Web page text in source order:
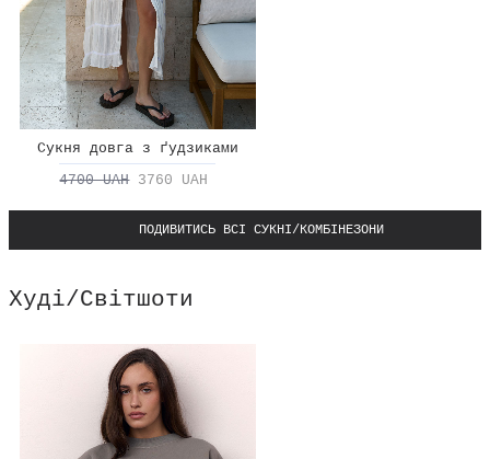
Сукня довга з ґудзиками
4700 UAH 3760 UAH
ПОДИВИТИСЬ ВСІ СУКНІ/КОМБІНЕЗОНИ
Худі/Світшоти